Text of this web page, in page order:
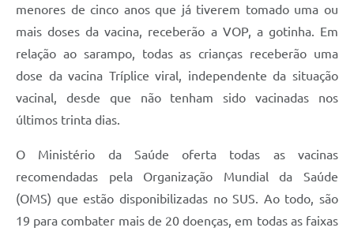
menores de cinco anos que já tiverem tomado uma ou
mais doses da vacina, receberão a VOP, a gotinha. Em
relação ao sarampo, todas as crianças receberão uma
dose da vacina Tríplice viral, independente da situação
vacinal, desde que não tenham sido vacinadas nos
últimos trinta dias.
O Ministério da Saúde oferta todas as vacinas
recomendadas pela Organização Mundial da Saúde
(OMS) que estão disponibilizadas no SUS. Ao todo, são
19 para combater mais de 20 doenças, em todas as faixas